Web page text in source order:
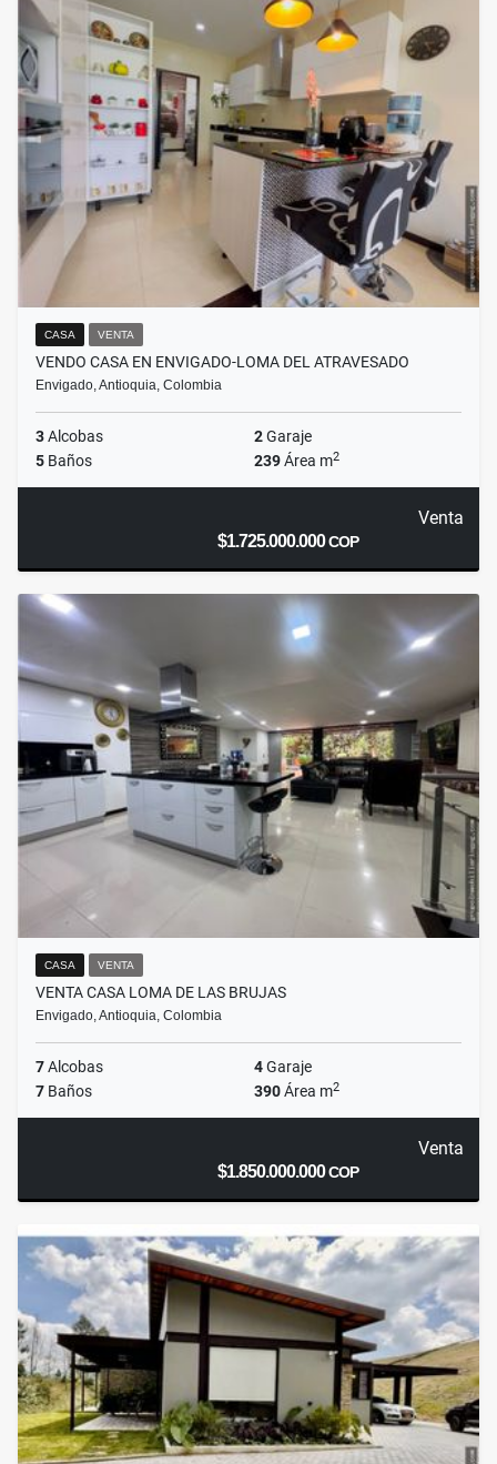
CASA VENTA
VENDO CASA EN ENVIGADO-LOMA DEL ATRAVESADO
Envigado, Antioquia, Colombia
3Alcobas 2Garaje
5 Baños 239Área m2
Venta
$1.725.000.000COP
CASA VENTA
VENTA CASA LOMA DE LAS BRUJAS
Envigado, Antioquia, Colombia
7Alcobas 4Garaje
7 Baños 390Área m2
Venta
$1.850.000.000COP